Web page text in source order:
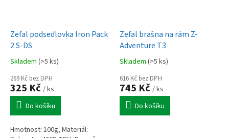
Zefal podsedlovka Iron Pack
2 S-DS
Skladem (>5 ks)
269 Kč bez DPH
325 Kč / ks
Do košíku
Hmotnost: 100g, Materiál:
Zefal brašna na rám Z-
Adventure T3
Skladem (>5 ks)
616 Kč bez DPH
745 Kč / ks
Do košíku